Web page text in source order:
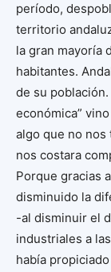
período,
territorio
la gran mayoría
habitantes.
de su
económica”
algo que no nos
nos costara
Porque gracias
disminuido la
-al disminuir el
industriales a
había